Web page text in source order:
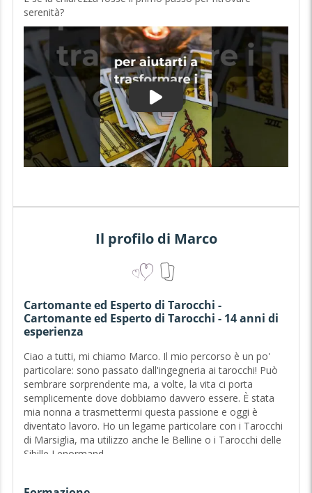
serenità?
Il profilo di Marco
Cartomante ed Esperto di Tarocchi -
Cartomante ed Esperto di Tarocchi - 14 anni di
esperienza
Ciao a tutti, mi chiamo Marco. Il mio percorso è un po'
particolare: sono passato dall'ingegneria ai tarocchi! Può
sembrare sorprendente ma, a volte, la vita ci porta
semplicemente dove dobbiamo davvero essere. È stata
mia nonna a trasmettermi questa passione e oggi è
diventato lavoro. Ho un legame particolare con i Tarocchi
di Marsiglia, ma utilizzo anche le Belline o i Tarocchi delle
Sibille Lenormand.
Di cosa mi occupo? Accompagno le persone che